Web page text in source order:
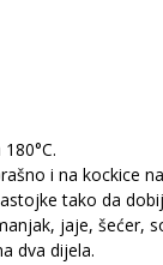
i na kockice
tako da
jaje, šećer,
dva dijela.